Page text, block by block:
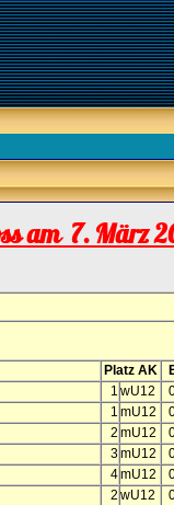
am 7. März
Platz AK
1 wU12
1 mU12
2 mU12
3mU12
4mU12
2 wU12